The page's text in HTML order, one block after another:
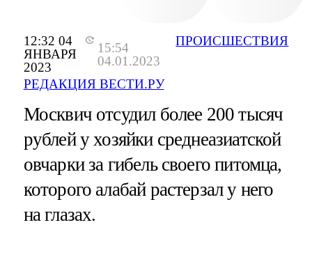
12:32 04
ЯНВАРЯ
2023
15:54
04.01.2023
РЕДАКЦИЯ ВЕСТИ.РУ
ПРОИСШЕСТВИЯ
Москвич отсудил более 200 тысяч
рублей у хозяйки среднеазиатской
овчарки за гибель своего питомца,
которого алабай растерзал у него
на глазах.